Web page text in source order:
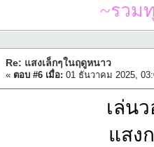
~รวม
Re: แสงเล็กๆในฤดูหนาว
« ตอบ #6 เมื่อ: 01 ธันวาคม 2025,
เล่น
แสง